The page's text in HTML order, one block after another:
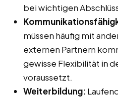
bei wichtigen
müssen häufig mit
externen Partnern
gewisse Flexibilität in
voraussetzt.
Weiterbildung: